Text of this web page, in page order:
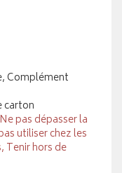
Complément
carton
pas dépasser la
utiliser chez les
Tenir hors de